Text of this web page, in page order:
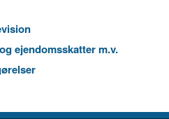
ejendomsskatter m.v.